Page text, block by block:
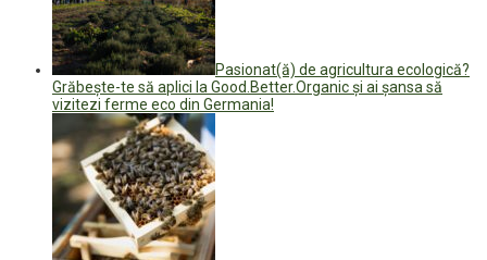
Pasionat(ă) de agricultura ecologică?
Grăbește-te să aplici la Good.Better.Organic și ai șansa să
vizitezi ferme eco din Germania!